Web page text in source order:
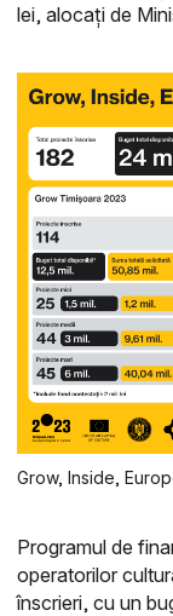
lei, alocați de
Grow, Inside,
Programul de
operatorilor
înscrieri, cu un